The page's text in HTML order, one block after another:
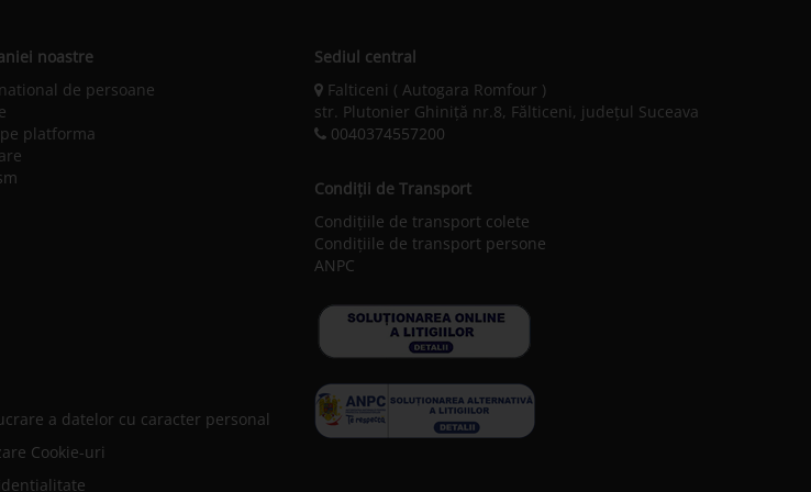
noastre
de persoane
platforma
a datelor cu caracter personal
Cookie-uri
Sediul central
Falticeni ( Autogara Romfour )
str. Plutonier Ghiniţă nr.8, Fălticeni, judeţul Suceava
0040374557200
Condiții de Transport
Condițiile de transport colete
Condițiile de transport persone
ANPC